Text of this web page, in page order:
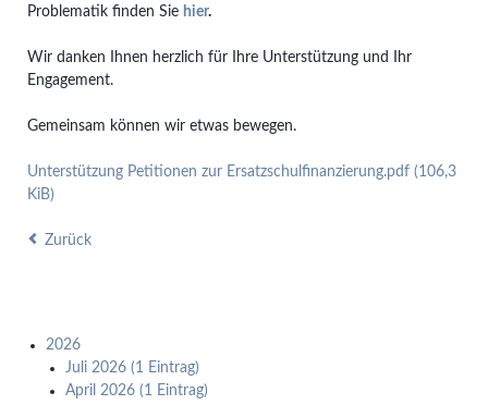
Problematik finden Sie hier.
Wir danken Ihnen herzlich für Ihre Unterstützung und Ihr
Engagement.
Gemeinsam können wir etwas bewegen.
Unterstützung Petitionen zur Ersatzschulfinanzierung.pdf (106,3
KiB)
Zurück
2026
Juli 2026 (1 Eintrag)
April 2026 (1 Eintrag)